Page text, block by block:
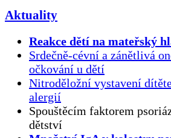
Aktuality
Reakce dětí na mateřský
Srdečně-cévní a zánětlivá
očkování u dětí
Nitroděložní vystavení
alergií
Spouštěcím faktorem
dětství